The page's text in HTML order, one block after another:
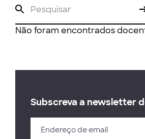
Não foram encontrados
Subscreva a newsletter